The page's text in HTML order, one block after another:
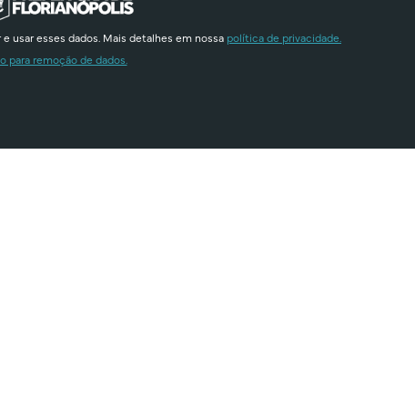
usar esses dados. Mais detalhes em nossa política de privacidade.
para remoção de dados.